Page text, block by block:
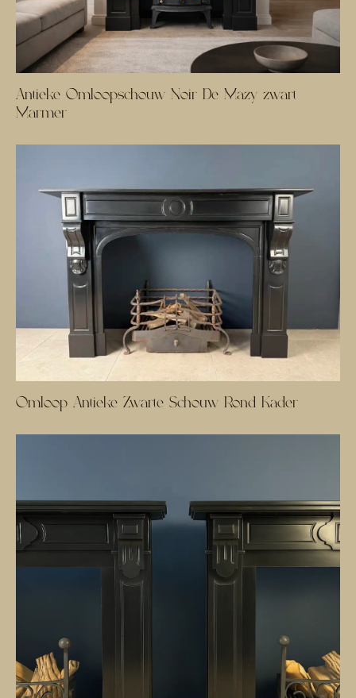
Antieke Omloopschouw Noir De Mazy zwart
Marmer
Omloop Antieke Zwarte Schouw Rond Kader